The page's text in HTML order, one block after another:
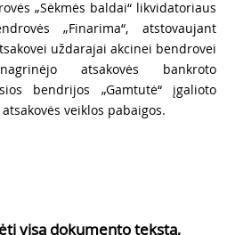
„Sėkmės baldai“ likvidatoriaus
„Finarima“, atstovaujant
uždarajai akcinei bendrovei
atsakovės bankroto
bendrijos „Gamtutė“ įgalioto
veiklos pabaigos.
visą dokumento tekstą,